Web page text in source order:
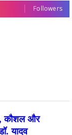
Followers